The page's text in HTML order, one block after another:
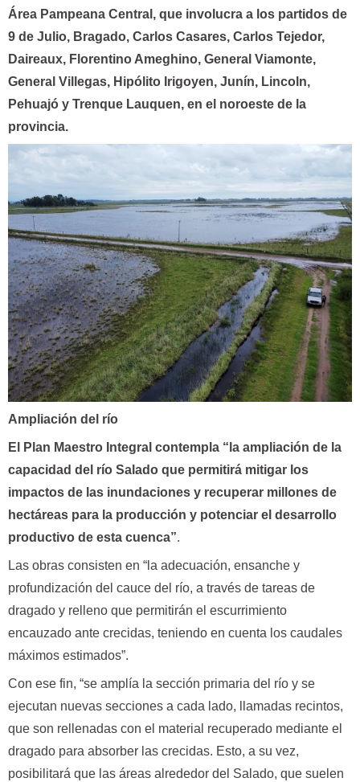
Área Pampeana Central, que involucra a los partidos de
9 de Julio, Bragado, Carlos Casares, Carlos Tejedor,
Daireaux, Florentino Ameghino, General Viamonte,
General Villegas, Hipólito Irigoyen, Junín, Lincoln,
Pehuajó y Trenque Lauquen, en el noroeste de la
provincia.
Ampliación del río
El Plan Maestro Integral contempla “la ampliación de la
capacidad del río Salado que permitirá mitigar los
impactos de las inundaciones y recuperar millones de
hectáreas para la producción y potenciar el desarrollo
productivo de esta cuenca”.
Las obras consisten en “la adecuación, ensanche y
profundización del cauce del río, a través de tareas de
dragado y relleno que permitirán el escurrimiento
encauzado ante crecidas, teniendo en cuenta los caudales
máximos estimados”.
Con ese fin, “se amplía la sección primaria del río y se
ejecutan nuevas secciones a cada lado, llamadas recintos,
que son rellenadas con el material recuperado mediante el
dragado para absorber las crecidas. Esto, a su vez,
posibilitará que las áreas alrededor del Salado, que suelen